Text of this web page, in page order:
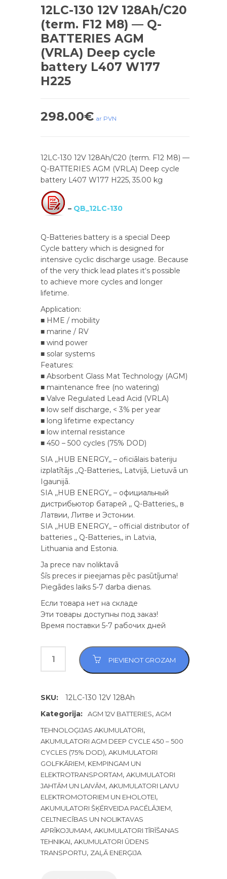
12LC-130 12V 128Ah/C20
(term. F12 M8) — Q-
BATTERIES AGM
(VRLA) Deep cycle
battery L407 W177
H225
298.00€ ar PVN
12LC-130 12V 128Ah/C20 (term. F12 M8) —
Q-BATTERIES AGM (VRLA) Deep cycle
battery L407 W177 H225, 35.00 kg
– QB_12LC-130
Q-Batteries battery is a special Deep
Cycle battery which is designed for
intensive cyclic discharge usage. Because
of the very thick lead plates it‘s possible
to achieve more cycles and longer
lifetime.
Application:
■ HME / mobility
■ marine / RV
■ wind power
■ solar systems
Features:
■ Absorbent Glass Mat Technology (AGM)
■ maintenance free (no watering)
■ Valve Regulated Lead Acid (VRLA)
■ low self discharge, < 3% per year
■ long lifetime expectancy
■ low internal resistance
■ 450 – 500 cycles (75% DOD)
SIA ,,HUB ENERGY,, – oficiālais bateriju
izplatītājs ,,Q-Batteries,, Latvijā, Lietuvā un
Igaunijā.
SIA ,,HUB ENERGY,, – официальный
дистрибьютор батарей ,, Q-Batteries,, в
Латвии, Литве и Эстонии.
SIA ,,HUB ENERGY,, – official distributor of
batteries ,, Q-Batteries,, in Latvia,
Lithuania and Estonia.
Ja prece nav noliktavā
Šīs preces ir pieejamas pēc pasūtījuma!
Piegādes laiks 5-7 darba dienas.
Если товара нет на складе
Эти товары доступны под заказ!
Время поставки 5-7 рабочих дней
PIEVIENOT GROZAM
SKU:
12LC-130 12V 128Ah
Kategorija:
AGM 12V BATTERIES, AGM
TEHNOLOĢIJAS AKUMULATORI,
AKUMULATORI AGM DEEP CYCLE 450 – 500
CYCLES (75% DOD), AKUMULATORI
GOLFKĀRIEM, KEMPINGAM UN
ELEKTROTRANSPORTAM, AKUMULATORI
JAHTĀM UN LAIVĀM, AKUMULATORI LAIVU
ELEKTROMOTORIEM UN EHOLOTEI,
AKUMULATORI ŠĶĒRVEIDA PACĒLĀJIEM,
CELTNIECĪBAS UN NOLIKTAVAS
APRĪKOJUMAM, AKUMULATORI TĪRĪŠANAS
TEHNIKAI, AKUMULATORI ŪDENS
TRANSPORTU, ZAĻĀ ENERĢIJA